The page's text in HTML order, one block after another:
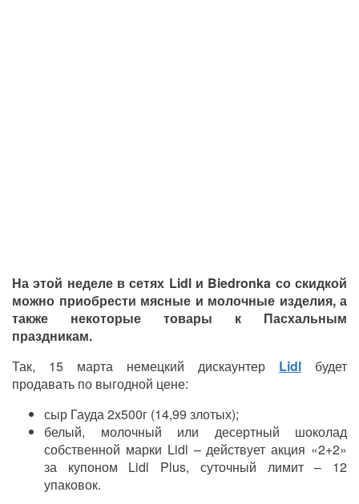
На этой неделе в сетях Lidl и Biedronka со скидкой
можно приобрести мясные и молочные изделия, а
также некоторые товары к Пасхальным
праздникам.
Так, 15 марта немецкий дискаунтер Lidl будет
продавать по выгодной цене:
сыр Гауда 2х500г (14,99 злотых);
белый, молочный или десертный шоколад
собственной марки Lidl – действует акция «2+2»
за купоном Lidl Plus, суточный лимит – 12
упаковок.